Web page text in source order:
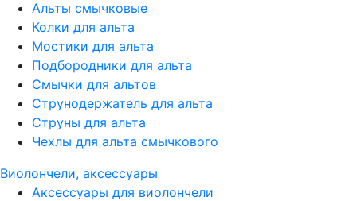
Альты смычковые
Колки для альта
Мостики для альта
Подбородники для альта
Смычки для альтов
Струнодержатель для альта
Струны для альта
Чехлы для альта смычкового
Виолончели, аксессуары
Аксессуары для виолончели